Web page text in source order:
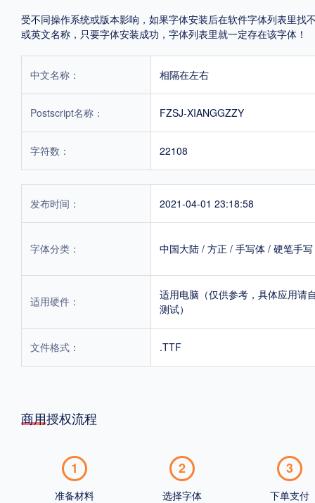
受不同操作系统或版本影响，如果字体安装后在软件字体列表里
或英文名称，只要字体安装成功，字体列表里就一定存在该字体！
中文名称： 相隔在左右
Postscript名称： FZSJ-XIANGGZZY
字符数： 22108
发布时间： 2021-04-01 23:18:58
字体分类： 中国大陆 / 方正 / 手写体 / 硬笔手写
适用硬件：
适用电脑（仅供参考，具体应用请
测试）
文件格式： .TTF
商用授权流程
1
准备材料
2
选择字体
3
下单支付